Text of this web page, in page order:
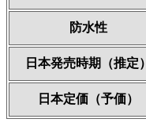
防水性
日本発売時期（推定）
日本定価（予価）